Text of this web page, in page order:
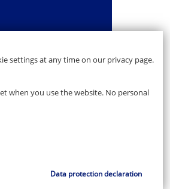
settings at any time on our privacy page.
when you use the website. No personal
Data protection declaration